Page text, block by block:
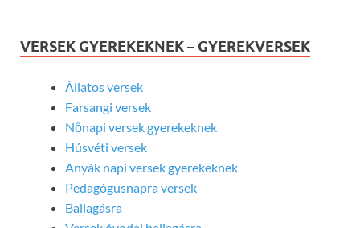
VERSEK GYEREKEKNEK – GYEREKVERSEK
Állatos versek
Farsangi versek
Nőnapi versek gyerekeknek
Húsvéti versek
Anyák napi versek gyerekeknek
Pedagógusnapra versek
Ballagásra